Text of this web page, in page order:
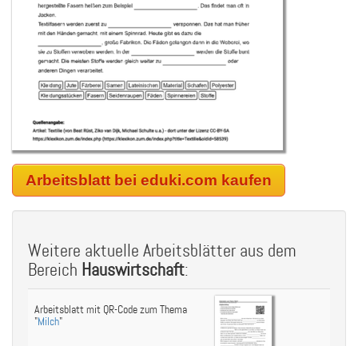
Arbeitsblatt bei eduki.com kaufen
Weitere aktuelle Arbeitsblätter aus dem
Bereich Hauswirtschaft:
Arbeitsblatt mit QR-Code zum Thema
"Milch"